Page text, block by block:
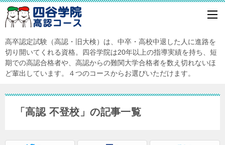
高卒認定試験（高認・旧大検）は、中卒・高校中退した人に進路を
切り開いてくれる資格。四谷学院は20年以上の指導実績を持ち、短
期での高認合格者や、高認からの難関大学合格者を数え切れないほ
ど輩出しています。４つのコースからお選びいただけます。
「高認 不登校」の記事一覧